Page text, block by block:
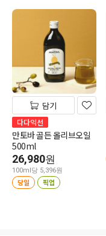
담기
다다익선
만토바 골든 올리브오일
500ml
26,980원
100ml당 5,396원
당일 픽업